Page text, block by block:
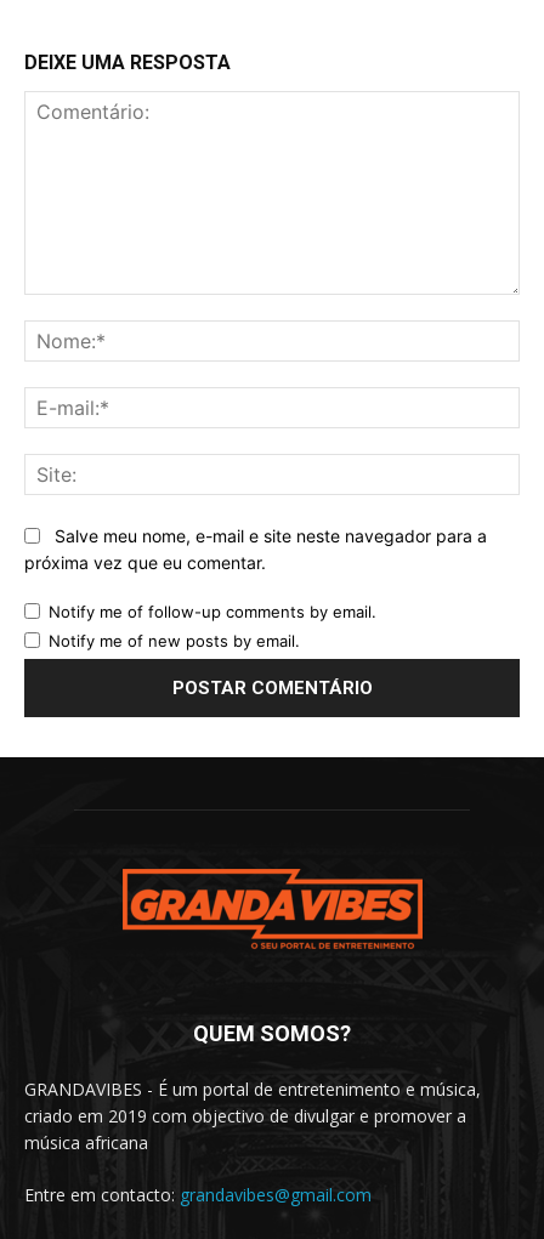
DEIXE UMA RESPOSTA
Salve meu nome, e-mail e site neste navegador para a
próxima vez que eu comentar.
Notify me of follow-up comments by email.
Notify me of new posts by email.
QUEM SOMOS?
GRANDAVIBES - É um portal de entretenimento e música,
criado em 2019 com objectivo de divulgar e promover a
música africana
Entre em contacto: grandavibes@gmail.com